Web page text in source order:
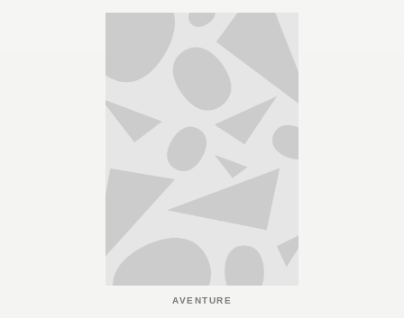
AVENTURE